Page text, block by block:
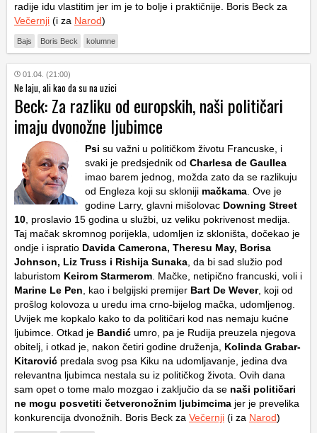
radije idu vlastitim jer im je to bolje i praktičnije. Boris Beck za
Večernji (i za Narod)
Bajs Boris Beck kolumne
01.04. (21:00)
Ne laju, ali kao da su na uzici
Beck: Za razliku od europskih, naši političari
imaju dvonožne ljubimce
Psi su važni u političkom životu Francuske, i
svaki je predsjednik od Charlesa de Gaullea
imao barem jednog, možda zato da se razlikuju
od Engleza koji su skloniji mačkama . Ove je
godine Larry, glavni mišolovac Downing Street
10 , proslavio 15 godina u službi, uz veliku pokrivenost medija.
Taj mačak skromnog porijekla, udomljen iz skloništa, dočekao je
ondje i ispratio Davida Camerona, Theresu May, Borisa
Johnson, Liz Truss i Rishija Sunaka , da bi sad služio pod
laburistom Keirom Starmerom . Mačke, netipično francuski, voli i
Marine Le Pen , kao i belgijski premijer Bart De Wever, koji od
prošlog kolovoza u uredu ima crno-bijelog mačka, udomljenog.
Uvijek me kopkalo kako to da političari kod nas nemaju kućne
ljubimce. Otkad je Bandić umro, pa je Rudija preuzela njegova
obitelj, i otkad je, nakon četiri godine druženja, Kolinda Grabar-
Kitarović predala svog psa Kiku na udomljavanje, jedina dva
relevantna ljubimca nestala su iz političkog života. Ovih dana
sam opet o tome malo mozgao i zaključio da se naši političari
ne mogu posvetiti četveronožnim ljubimcima jer je prevelika
konkurencija dvonožnih. Boris Beck za Večernji (i za Narod)